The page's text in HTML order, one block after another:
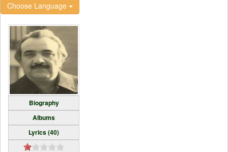
Choose Language
Biography
Albums
Lyrics (40)